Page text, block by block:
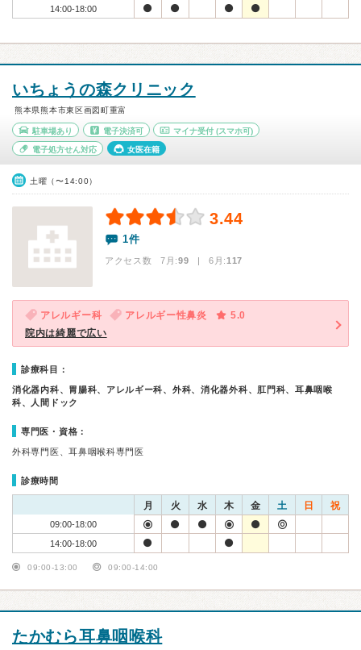
14:00-18:00
いちょうの森クリニック
熊本県熊本市東区画図町重富
駐車場あり 電子決済可 マイナ受付 (スマホ可)
電子処方せん対応 女医在籍
土曜（〜14:00）
3.44
1件
アクセス数 7月:99 | 6月:117
アレルギー科 アレルギー性鼻炎
5.0
院内は綺麗で広い
診療科目：
消化器内科、胃腸科、アレルギー科、外科、消化器外科、肛門科、耳鼻咽喉
科、人間ドック
専門医・資格：
外科専門医、耳鼻咽喉科専門医
診療時間
月 火 水 木 金 土 日 祝
09:00-18:00
14:00-18:00
09:00-13:00 09:00-14:00
たかむら耳鼻咽喉科